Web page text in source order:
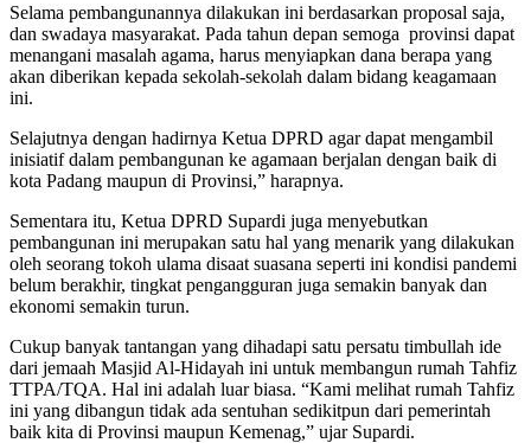
Selama pembangunannya dilakukan ini berdasarkan proposal saja,
dan swadaya masyarakat. Pada tahun depan semoga provinsi dapat
menangani masalah agama, harus menyiapkan dana berapa yang
akan diberikan kepada sekolah-sekolah dalam bidang keagamaan
ini.
Selajutnya dengan hadirnya Ketua DPRD agar dapat mengambil
inisiatif dalam pembangunan ke agamaan berjalan dengan baik di
kota Padang maupun di Provinsi,” harapnya.
Sementara itu, Ketua DPRD Supardi juga menyebutkan
pembangunan ini merupakan satu hal yang menarik yang dilakukan
oleh seorang tokoh ulama disaat suasana seperti ini kondisi pandemi
belum berakhir, tingkat pengangguran juga semakin banyak dan
ekonomi semakin turun.
Cukup banyak tantangan yang dihadapi satu persatu timbullah ide
dari jemaah Masjid Al-Hidayah ini untuk membangun rumah Tahfiz
TTPA/TQA. Hal ini adalah luar biasa. “Kami melihat rumah Tahfiz
ini yang dibangun tidak ada sentuhan sedikitpun dari pemerintah
baik kita di Provinsi maupun Kemenag,” ujar Supardi.